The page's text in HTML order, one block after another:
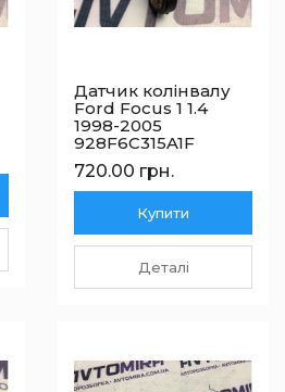
Датчик колінвалу
Ford Focus 1 1.4
1998-2005
928F6C315A1F
720.00 грн.
Купити
Деталі